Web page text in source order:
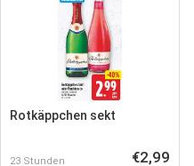
Rotkäppchen sekt
23 Stunden €2,99